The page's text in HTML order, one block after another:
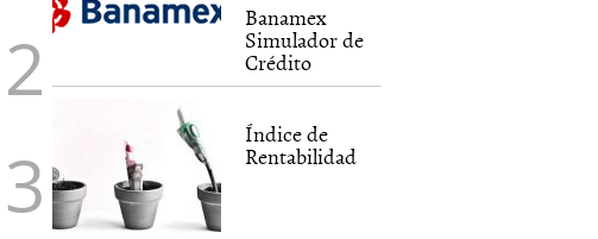
Banamex
Simulador de
Crédito
Índice de
Rentabilidad